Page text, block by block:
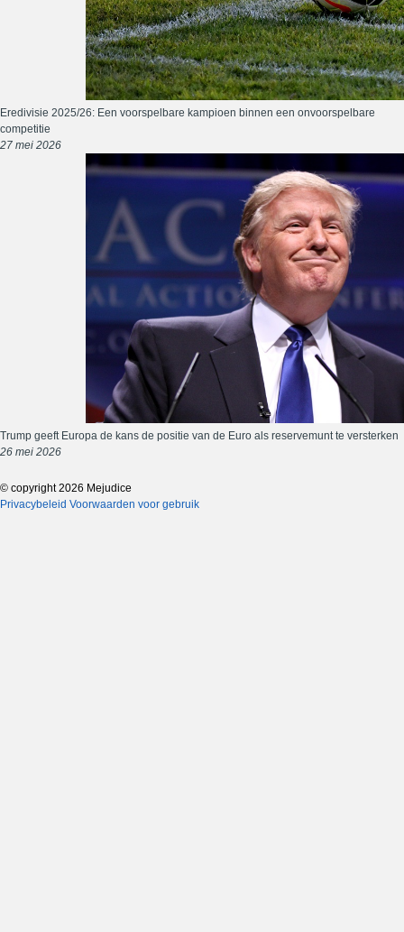
Eredivisie 2025/26: Een voorspelbare kampioen binnen een onvoorspelbare
competitie
27 mei 2026
Trump geeft Europa de kans de positie van de Euro als reservemunt te versterken
26 mei 2026
© copyright 2026 Mejudice
Privacybeleid Voorwaarden voor gebruik